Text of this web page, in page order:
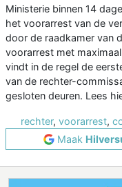
Ministerie binnen 14
het voorarrest van de
door de raadkamer van
voorarrest met
vindt in de regel de
van de rechter-
gesloten deuren. Lees
rechter, voorarrest,
Maak